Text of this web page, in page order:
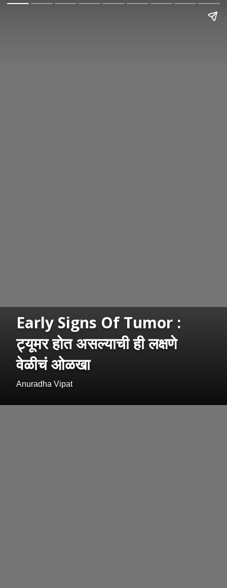
Early Signs Of Tumor :
ट्यूमर होत असल्याची ही लक्षणे
वेळीचं ओळखा
Anuradha Vipat